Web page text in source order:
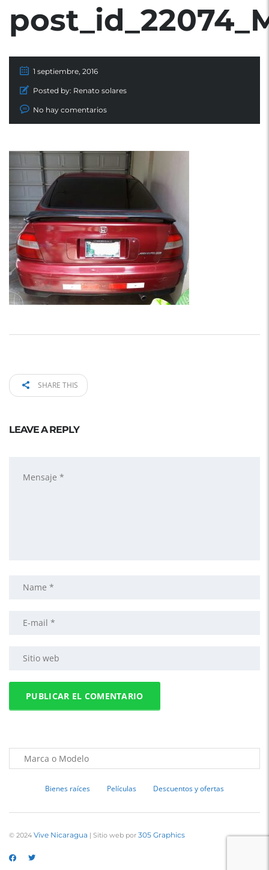
1 septiembre, 2016
Posted by: Renato solares
No hay comentarios
SHARE THIS
LEAVE A REPLY
Bienes raíces Películas Descuentos y ofertas
© 2024 Vive Nicaragua | Sitio web por 305 Graphics